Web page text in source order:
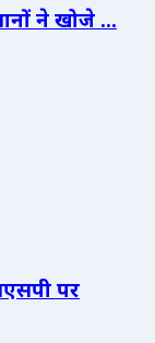
ने खोजे ...
पर